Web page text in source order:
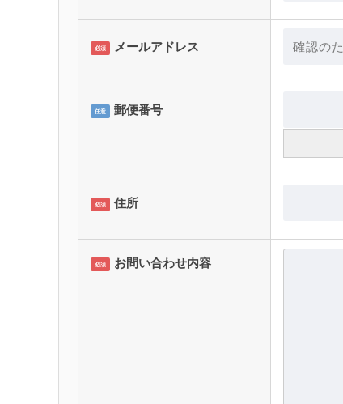
必須 メールアドレス
任意 郵便番号
必須 住所
必須 お問い合わせ内容